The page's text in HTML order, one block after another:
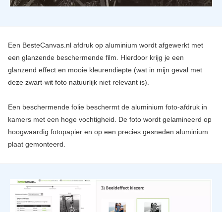
Een BesteCanvas.nl afdruk op aluminium wordt afgewerkt met
een glanzende beschermende film. Hierdoor krijg je een
glanzend effect en mooie kleurendiepte (wat in mijn geval met
deze zwart-wit foto natuurlijk niet relevant is).
Een beschermende folie beschermt de aluminium foto-afdruk in
kamers met een hoge vochtigheid. De foto wordt gelamineerd op
hoogwaardig fotopapier en op een precies gesneden aluminium
plaat gemonteerd.